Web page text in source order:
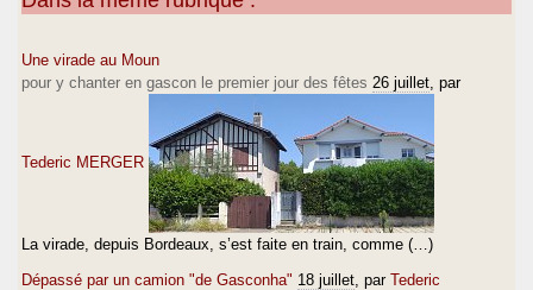
Une virade au Moun
pour y chanter en gascon le premier jour des fêtes 26 juillet , par
Tederic MERGER
La virade, depuis Bordeaux, s’est faite en train, comme (…)
Dépassé par un camion "de Gasconha" 18 juillet , par Tederic